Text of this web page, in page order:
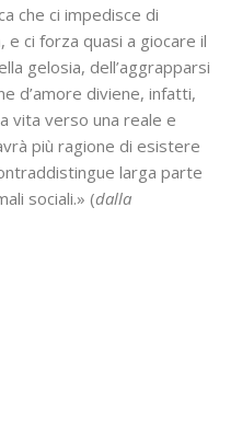
che ci impedisce di
ci forza quasi a giocare il
gelosia, dell’aggrapparsi
d’amore diviene, infatti,
vita verso una reale e
più ragione di esistere
larga parte
sociali.» (dalla